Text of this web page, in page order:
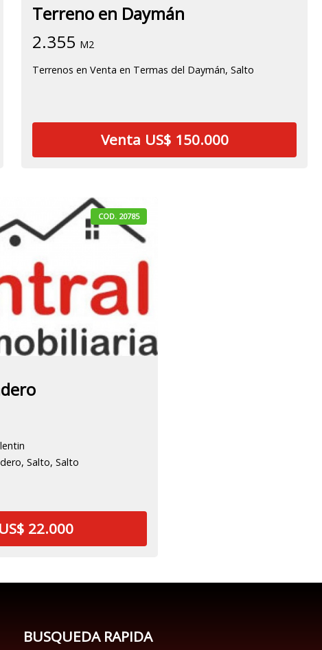
Terreno en Daymán
2.355 M2
Terrenos en Venta en Termas del Daymán, Salto
Venta US$ 150.000
COD. 20785
Salto, Salto
22.000
BUSQUEDA RAPIDA